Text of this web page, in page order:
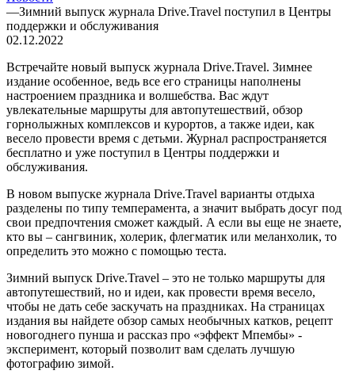
—Зимний выпуск журнала Drive.Travel поступил в Центры
поддержки и обслуживания
02.12.2022
Встречайте новый выпуск журнала Drive.Travel. Зимнее
издание особенное, ведь все его страницы наполнены
настроением праздника и волшебства. Вас ждут
увлекательные маршруты для автопутешествий, обзор
горнолыжных комплексов и курортов, а также идеи, как
весело провести время с детьми. Журнал распространяется
бесплатно и уже поступил в Центры поддержки и
обслуживания.
В новом выпуске журнала Drive.Travel варианты отдыха
разделены по типу темперамента, а значит выбрать досуг под
свои предпочтения сможет каждый. А если вы еще не знаете,
кто вы – сангвиник, холерик, флегматик или меланхолик, то
определить это можно с помощью теста.
Зимний выпуск Drive.Travel – это не только маршруты для
автопутешествий, но и идеи, как провести время весело,
чтобы не дать себе заскучать на праздниках. На страницах
издания вы найдете обзор самых необычных катков, рецепт
новогоднего пунша и рассказ про «эффект Мпембы» -
эксперимент, который позволит вам сделать лучшую
фотографию зимой.